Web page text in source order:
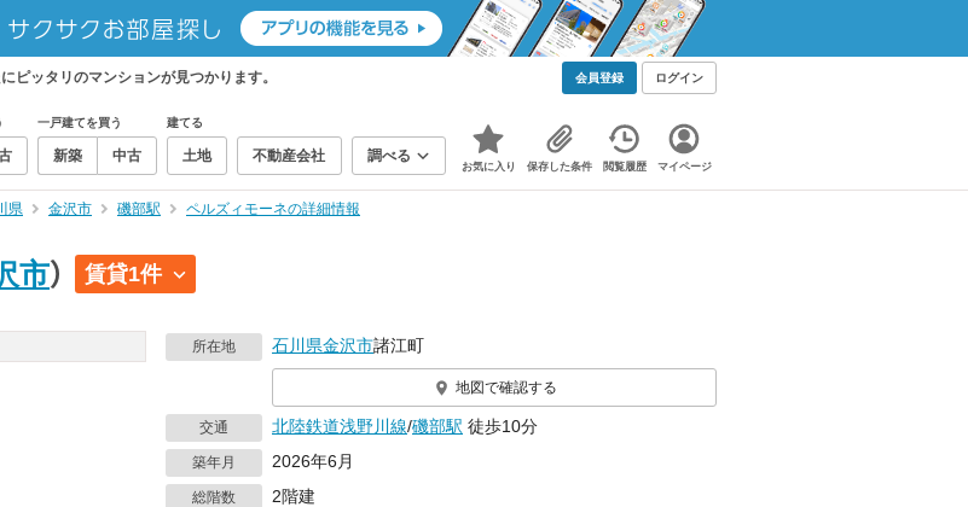
ピッタリのマンションが見つかります。 会員登録 ログイン
一戸建てを買う
新築 中古
建てる
土地 不動産会社 調べる
お気に入り 保存した条件 閲覧履歴 マイページ
県 金沢市 磯部駅 ペルズィモーネの詳細情報
市） 賃貸1件
所在地 石川県金沢市諸江町
地図で確認する
交通 北陸鉄道浅野川線/磯部駅 徒歩10分
築年月 2026年6月
総階数 2階建